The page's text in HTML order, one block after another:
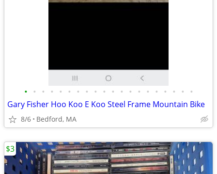
• • • • • • • • • • • • • • • • • • • •
Gary Fisher Hoo Koo E Koo Steel Frame Mountain Bike
8/6 Bedford, MA
$3